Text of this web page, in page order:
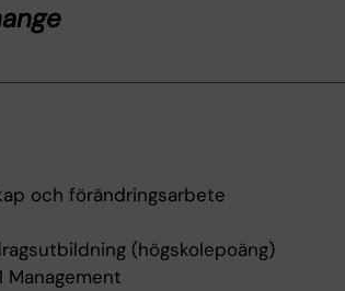
och förändringsarbete
(högskolepoäng)
Management